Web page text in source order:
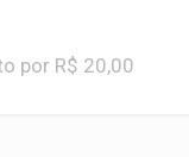
por R$ 20,00